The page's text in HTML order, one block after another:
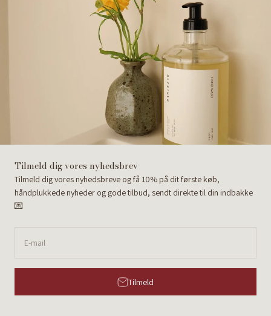
Tilmeld dig vores nyhedsbrev
Tilmeld dig vores nyhedsbreve og få 10% på dit første køb,
håndplukkede nyheder og gode tilbud, sendt direkte til din indbakke
💌
E-mail
Tilmeld